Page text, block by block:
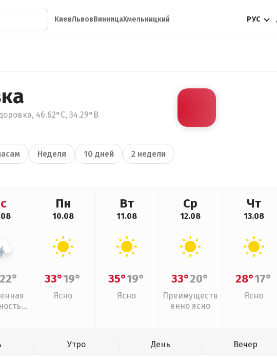
КиевЛьвовВинницаХмельницкий РУС
46.62°С, 34.29°В
Неделя 10 дней 2 недели
22°
Пн
10.08
33°19°
Ясно
Вт
11.08
35°19°
Ясно
Ср
12.08
33°20°
Преимуществ
енно ясно
Чт
13.08
28°17°
Ясно
Утро День
Вечер